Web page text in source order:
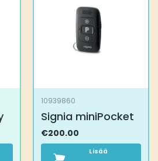
10939860
Signia miniPocket
€200.00
Lisää